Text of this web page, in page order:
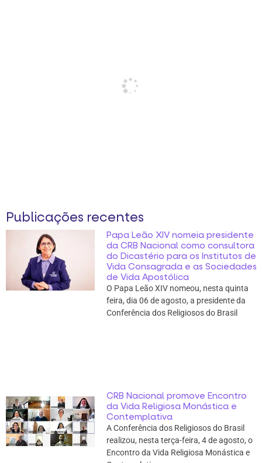
Publicações recentes
Papa Leão XIV nomeia presidente
da CRB Nacional como consultora
do Dicastério para os Institutos de
Vida Consagrada e as Sociedades
de Vida Apostólica
O Papa Leão XIV nomeou, nesta quinta
feira, dia 06 de agosto, a presidente da
Conferência dos Religiosos do Brasil
CRB Nacional promove Encontro
da Vida Religiosa Monástica e
Contemplativa
A Conferência dos Religiosos do Brasil
realizou, nesta terça-feira, 4 de agosto, o
Encontro da Vida Religiosa Monástica e